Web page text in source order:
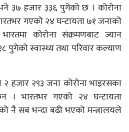
३७ हजार ३३६ पुगेको छ । कोरोना
गएको २४ घन्टायता ७१ जनाको
कोरोना संक्रमणबाट ज्यान
पुगेको स्वास्थ्य तथा परिवार कल्याण
२ हजार २९३ जना कोरोना भाइरसका
। भारतभर गएको २४ घन्टायता
नै सब भन्दा बढी भएको मन्त्रालयले